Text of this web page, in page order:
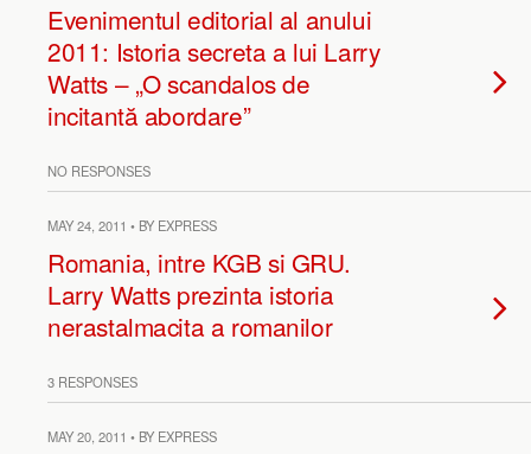
Evenimentul editorial al anului
2011: Istoria secreta a lui Larry
Watts – „O scandalos de
incitantă abordare”
NO RESPONSES
MAY 24, 2011 • BY EXPRESS
Romania, intre KGB si GRU.
Larry Watts prezinta istoria
nerastalmacita a romanilor
3 RESPONSES
MAY 20, 2011 • BY EXPRESS